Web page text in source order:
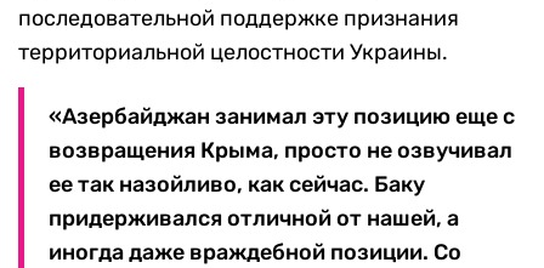
последовательной поддержке признания
территориальной целостности Украины.
«Азербайджан занимал эту позицию еще с
возвращения Крыма, просто не озвучивал
ее так назойливо, как сейчас. Баку
придерживался отличной от нашей, а
иногда даже враждебной позиции. Со